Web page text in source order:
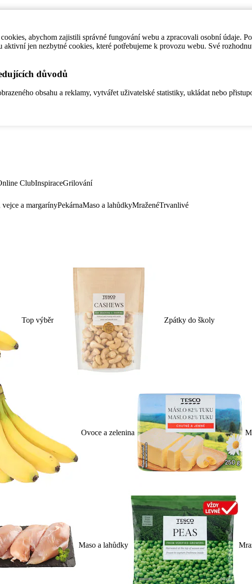
abychom zajistili správné fungování webu a zpracovali osobní údaje.
aktivní jen nezbytné cookies, které potřebujeme k provozu webu. Své
důvodů
obsahu a reklamy, vytvářet uživatelské statistiky, ukládat nebo
ClubInspiraceGrilování
vejce a margarínyPekárnaMaso a lahůdkyMraženéTrvanlivé
Top výběr Zpátky do školy
Ovoce a zelenina
Maso a lahůdky